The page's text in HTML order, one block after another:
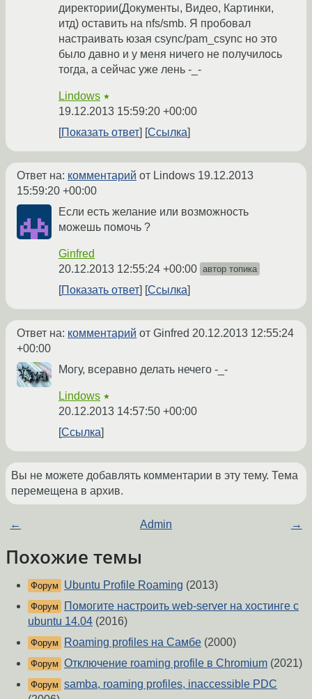
директории(Документы, Видео, Картинки,
итд) оставить на nfs/smb. Я пробовал
настраивать юзая csync/pam_csync но это
было давно и у меня ничего не получилось
тогда, а сейчас уже лень -_-
Lindows ★
19.12.2013 15:59:20 +00:00
Показать ответ
Ссылка
Ответ на: комментарий от Lindows 19.12.2013
15:59:20 +00:00
Если есть желание или возможность
можешь помочь ?
Ginfred
20.12.2013 12:55:24 +00:00 автор топика
Показать ответ Ссылка
Ответ на: комментарий от Ginfred 20.12.2013 12:55:24
+00:00
Могу, всеравно делать нечего -_-
Lindows ★
20.12.2013 14:57:50 +00:00
Ссылка
Вы не можете добавлять комментарии в эту тему. Тема
перемещена в архив.
← Admin →
Похожие темы
Форум Ubuntu Profile Roaming (2013)
Форум
Помогите настроить web-server на хостинге с
ubuntu 14.04 (2016)
Форум Roaming profiles на Самбе (2000)
Форум Отключение roaming profile в Chromium (2021)
Форум samba, roaming profiles, inaccessible PDC